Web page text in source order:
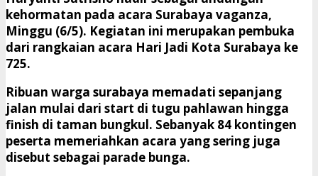
kehormatan pada acara Surabaya vaganza,
Minggu (6/5). Kegiatan ini merupakan pembuka
dari rangkaian acara Hari Jadi Kota Surabaya ke
725.
Ribuan warga surabaya memadati sepanjang
jalan mulai dari start di tugu pahlawan hingga
finish di taman bungkul. Sebanyak 84 kontingen
peserta memeriahkan acara yang sering juga
disebut sebagai parade bunga.